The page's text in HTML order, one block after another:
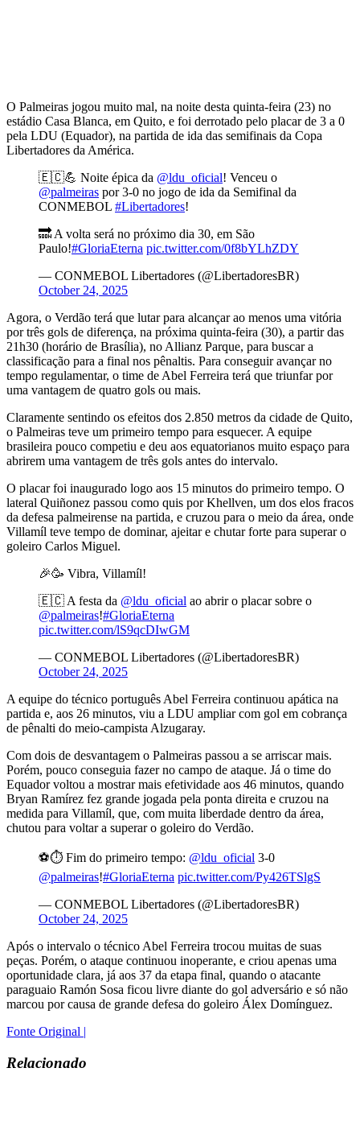
O Palmeiras jogou muito mal, na noite desta quinta-feira (23) no
estádio Casa Blanca, em Quito, e foi derrotado pelo placar de 3 a 0
pela LDU (Equador), na partida de ida das semifinais da Copa
Libertadores da América.
🇪🇨💪 Noite épica da @ldu_oficial! Venceu o
@palmeiras por 3-0 no jogo de ida da Semifinal da
CONMEBOL #Libertadores!
🔜 A volta será no próximo dia 30, em São
Paulo!#GloriaEterna pic.twitter.com/0f8bYLhZDY
— CONMEBOL Libertadores (@LibertadoresBR)
October 24, 2025
Agora, o Verdão terá que lutar para alcançar ao menos uma vitória
por três gols de diferença, na próxima quinta-feira (30), a partir das
21h30 (horário de Brasília), no Allianz Parque, para buscar a
classificação para a final nos pênaltis. Para conseguir avançar no
tempo regulamentar, o time de Abel Ferreira terá que triunfar por
uma vantagem de quatro gols ou mais.
Claramente sentindo os efeitos dos 2.850 metros da cidade de Quito,
o Palmeiras teve um primeiro tempo para esquecer. A equipe
brasileira pouco competiu e deu aos equatorianos muito espaço para
abrirem uma vantagem de três gols antes do intervalo.
O placar foi inaugurado logo aos 15 minutos do primeiro tempo. O
lateral Quiñonez passou como quis por Khellven, um dos elos fracos
da defesa palmeirense na partida, e cruzou para o meio da área, onde
Villamíl teve tempo de dominar, ajeitar e chutar forte para superar o
goleiro Carlos Miguel.
🎉🥳 Vibra, Villamíl!
🇪🇨 A festa da @ldu_oficial ao abrir o placar sobre o
@palmeiras!#GloriaEterna
pic.twitter.com/lS9qcDIwGM
— CONMEBOL Libertadores (@LibertadoresBR)
October 24, 2025
A equipe do técnico português Abel Ferreira continuou apática na
partida e, aos 26 minutos, viu a LDU ampliar com gol em cobrança
de pênalti do meio-campista Alzugaray.
Com dois de desvantagem o Palmeiras passou a se arriscar mais.
Porém, pouco conseguia fazer no campo de ataque. Já o time do
Equador voltou a mostrar mais efetividade aos 46 minutos, quando
Bryan Ramírez fez grande jogada pela ponta direita e cruzou na
medida para Villamíl, que, com muita liberdade dentro da área,
chutou para voltar a superar o goleiro do Verdão.
⚽⏱️ Fim do primeiro tempo: @ldu_oficial 3-0
@palmeiras!#GloriaEterna pic.twitter.com/Py426TSlgS
— CONMEBOL Libertadores (@LibertadoresBR)
October 24, 2025
Após o intervalo o técnico Abel Ferreira trocou muitas de suas
peças. Porém, o ataque continuou inoperante, e criou apenas uma
oportunidade clara, já aos 37 da etapa final, quando o atacante
paraguaio Ramón Sosa ficou livre diante do gol adversário e só não
marcou por causa de grande defesa do goleiro Álex Domínguez.
Fonte Original |
Relacionado